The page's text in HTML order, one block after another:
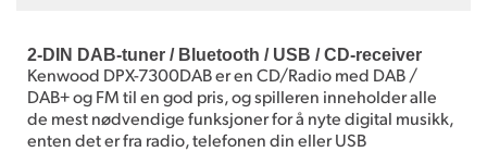
2-DIN DAB-tuner / Bluetooth / USB / CD-receiver
Kenwood DPX-7300DAB er en CD/Radio med DAB /
DAB+ og FM til en god pris, og spilleren inneholder alle
de mest nødvendige funksjoner for å nyte digital musikk,
enten det er fra radio, telefonen din eller USB